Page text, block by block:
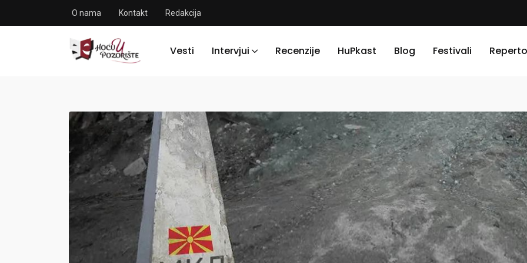
O nama Kontakt Redakcija
Vesti Intervjui Recenzije HuPkast Blog Festivali